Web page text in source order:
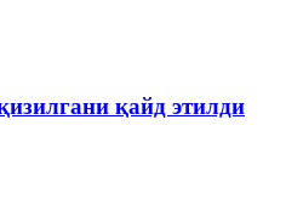
қайд этилди